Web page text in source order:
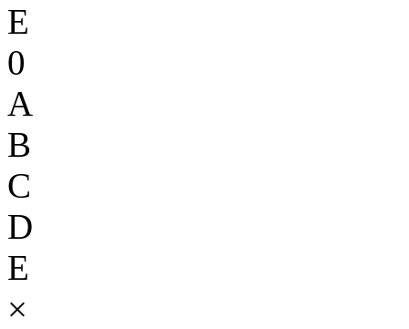
E
0
A
B
C
D
E
×